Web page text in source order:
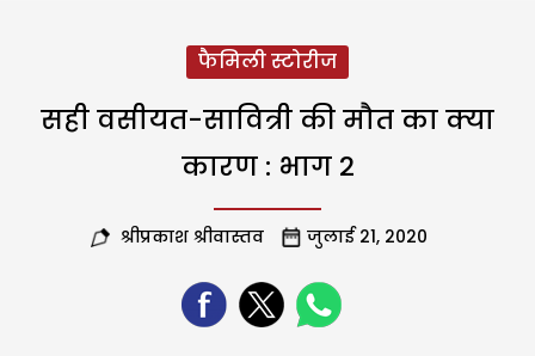
फैमिली स्टोरीज
सही वसीयत-सावित्री की मौत का क्या
कारण : भाग 2
श्रीप्रकाश श्रीवास्तव जुलाई 21, 2020